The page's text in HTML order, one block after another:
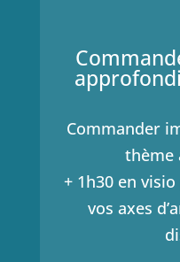
Commander
thème
+ 1h30 en
vos axes